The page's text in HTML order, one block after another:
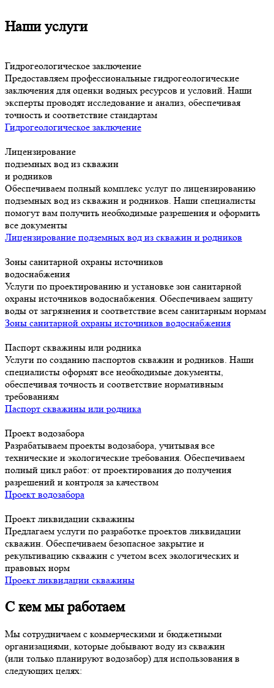
Наши услуги
Гидрогеологическое заключение
Предоставляем профессиональные гидрогеологические
заключения для оценки водных ресурсов и условий. Наши
эксперты проводят исследование и анализ, обеспечивая
точность и соответствие стандартам
Гидрогеологическое заключение
Лицензирование
подземных вод из скважин
и родников
Обеспечиваем полный комплекс услуг по лицензированию
подземных вод из скважин и родников. Наши специалисты
помогут вам получить необходимые разрешения и оформить
все документы
Лицензирование подземных вод из скважин и родников
Зоны санитарной охраны источников
водоснабжения
Услуги по проектированию и установке зон санитарной
охраны источников водоснабжения. Обеспечиваем защиту
воды от загрязнения и соответствие всем санитарным нормам
Зоны санитарной охраны источников водоснабжения
Паспорт скважины или родника
Услуги по созданию паспортов скважин и родников. Наши
специалисты оформят все необходимые документы,
обеспечивая точность и соответствие нормативным
требованиям
Паспорт скважины или родника
Проект водозабора
Разрабатываем проекты водозабора, учитывая все
технические и экологические требования. Обеспечиваем
полный цикл работ: от проектирования до получения
разрешений и контроля за качеством
Проект водозабора
Проект ликвидации скважины
Предлагаем услуги по разработке проектов ликвидации
скважин. Обеспечиваем безопасное закрытие и
рекультивацию скважин с учетом всех экологических и
правовых норм
Проект ликвидации скважины
С кем мы работаем
Мы сотрудничаем с коммерческими и бюджетными
организациями, которые добывают воду из скважин
(или только планируют водозабор) для использования в
следующих целях: